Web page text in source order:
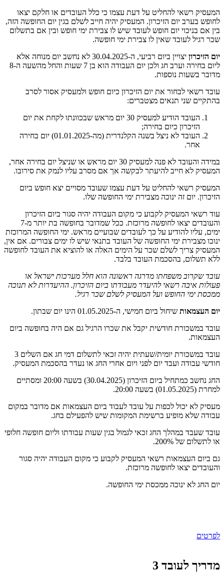
המעסיק רשאי להחליט על דעת עצמו כי כלל העובדים או חלקם יצאו
לחופש בערב יום הזיכרון. המעסיק יהיה חייב לשלם בגין יום החופשה הזה,
בין אם בניכוי יום חופש לעובד שיש לו צבירת ימי חופש ובין אם בתשלום
שכר רגיל לעובד שאין לו צבירת ימי חופשה.
יום הזיכרון
יצויין ביום רביעי, ה-30.04.2025 לא נחשב יום מנוחה אלא
ליום בחירה וערב חג ולכן יום העבודה הוא בן 7 שעות והחל מהשעה ה-8
מדובר בשעות נוספות.
עובד רשאי לבחור את יום הזיכרון כיום חופש ולמעסיק אסור לסרב
בהתקיים שני תנאים מצטברים:
העובד הודיע למעסיק 30 יום מראש שבכוונתו לקחת את יום
הזיכרון כיום בחירה;
העובד לא ניצל בשנה הקלנדרית (מה-01.01.2025) יום בחירה
אחר.
במידה והעובד לא פנה למעסיק 30 יום מראש או שניצל יום בחירה אחר,
המעסיק לא חייב להיעתר לבקשה אך אם מסרב עליו לנמק את סירובו.
המעסיק רשאי להחליט על דעת עצמו שעובד מסויים יצא חופש ביום
הזיכרון. יום זה ינוכה מצבירת ימי החופשה שלו.
עוד רשאי המעסיק לקבוע כי מקום העבודה יהיה סגור ביום הזיכרון
והעובדים יצאו לחופשה מרוכזת. ככל שמדובר בחופשה בת יותר מ-7
ימים, עליו להודיע על כך לעובדים שבועיים מראש. ימי החופשה המרוכזת
ינוכו מצבירת ימי החופשה של העובד בתנאי שיש לו ימים צבורים. אם אין,
המעסיק צריך לשלם שכר על הימים האלה או להוציא את העובד לחופשה
ללא תשלום, בהסכמת העובד בלבד.
עובד שקרוב משפחתו מדרגה ראשונה הוא חלל מערכות ישראל או
פעולות איבה רשאי להיעדר מעבודתו ביום הזיכרון. ההיעדרות לא תנוכה
ממכסת ימי החופש ועל המעסיק לשלם שכר רגיל.
יום העצמאות שיחול ביום חמישי, ה-01.05.2025 הינו יום שבתון.
עובד במשכורת חודשית יקבל את שכרו הרגיל גם אם היה בחופשה ביום
העצמאות.
עובד במשכורת יומית/שעתית יהיה זכאי לתשלום דמי חג אם השלים 3
חודשי עבודה ועבד יום לפני ויום אחרי החג או נעדר בהסכמת המעסיק.
החג נחשב כמתחיל ביום הזיכרון (30.04.2025) בשעה 20:00 ומסתיים
למחרת (01.05.2025) בשעה 20:00.
מעסיק לא יכול לכפות על עובד לעבוד ביום העצמאות אם מדובר במקום
עבודה שלא מופיע ברשימת המקומות שיש להפעילם בחג.
עובד שעבד במהלך החג זכאי לגמול בגין שעות עבודתו וליום חופשה חלופי
או לתשלום של 200%.
גם ביום העצמאות רשאי המעסיק לקבוע כי מקום העבודה יהיה סגור
והעובדים יצאו לחופשה מרוכזת.
יום החג לא ינוכה ממכסת ימי החופשה.
לפרטים
מדריך לעובד 3